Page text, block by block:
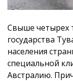
Свыше четырех
государства
населения
специальной
Австралию.